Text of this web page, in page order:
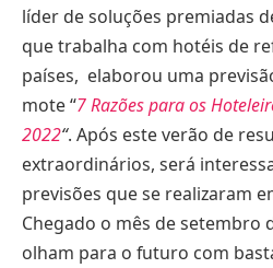
líder de soluções premiadas
que trabalha com hotéis de
países, elaborou uma
mote “7 Razões para os
2022“. Após este verão de
extraordinários, será
previsões que se realizaram
Chegado o mês de setembro
olham para o futuro com